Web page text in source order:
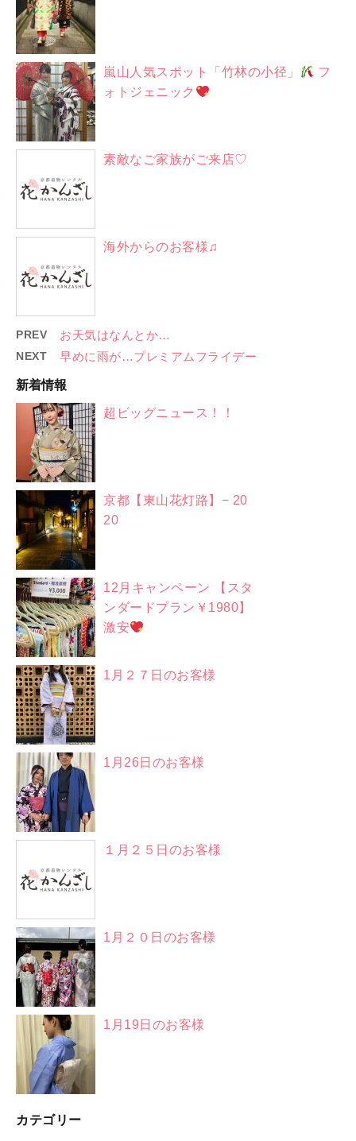
嵐山人気スポット「竹林の小径」
フ
ォトジェニック
素敵なご家族がご来店♡
海外からのお客様♫
PREV お天気はなんとか…
NEXT 早めに雨が…プレミアムフライデー
新着情報
超ビッグニュース！！
京都【東山花灯路】− 20
20
12月キャンペーン 【スタ
ンダードプラン￥1980】
激安
1月２７日のお客様
1月26日のお客様
１月２５日のお客様
1月２０日のお客様
1月19日のお客様
カテゴリー